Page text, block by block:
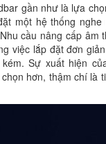
gần như là lựa
một hệ thống nghe
cầu nâng cấp âm
việc lắp đặt đơn
Sự xuất hiện
hơn, thậm chí là